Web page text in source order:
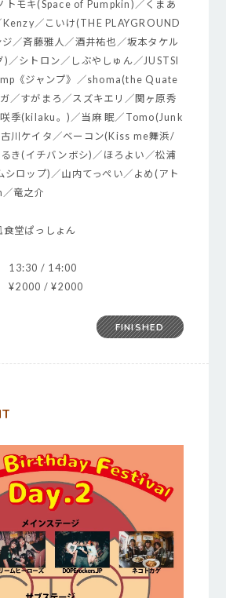
トモキ(Space of Pumpkin)／くまあ
Kenzy／こいけ(THE PLAYGROUND
／斉藤雅人／酒井祐也／坂本タケル
／シトロン／しぶやしゅん／JUSTSI
《ジャンプ》／shoma(the Quate
／すがまろ／スズキエリ／関ヶ原秀
咲季(kilaku。)／当麻 眠／Tomo(Junk
川ケイタ／ベーコン(Kiss me舞浜/
き(イチバンボシ)／ほろよい／松浦
ロップ)／山内てっぺい／よめ(アト
竜之介
堂ぱっしょん
13:30 / 14:00
¥2000 / ¥2000
FINISHED